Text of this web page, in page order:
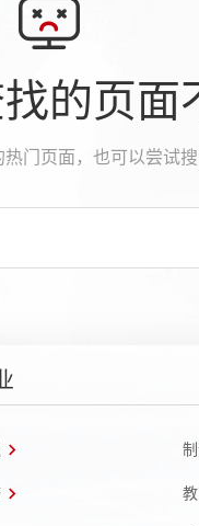
的页面
热门页面，也可以尝试